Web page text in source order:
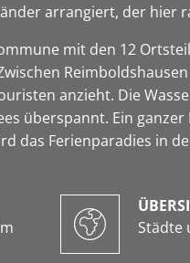
arrangiert, der hier
mit den 12
anzieht. Die
überspannt. Ein
das Ferienparadies in
Städte